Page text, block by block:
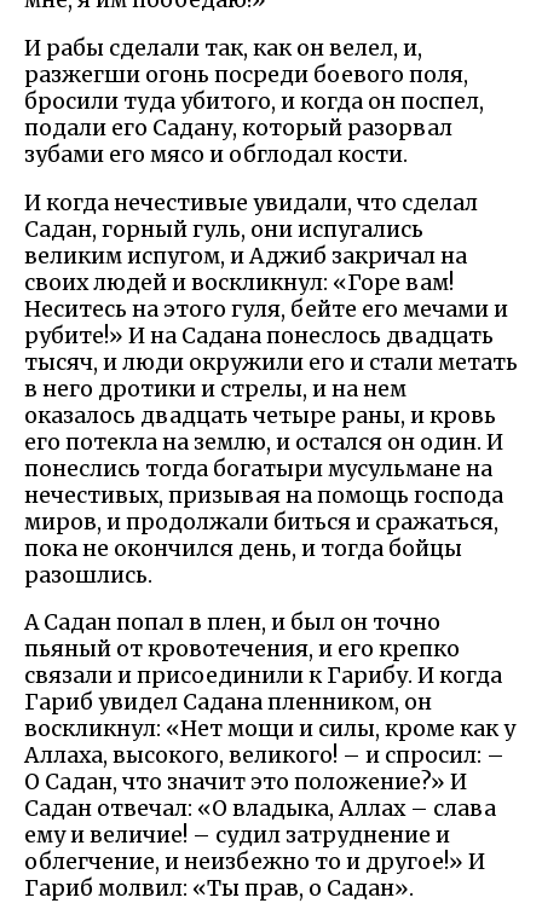
И рабы сделали так, как он велел, и,
разжегши огонь посреди боевого поля,
бросили туда убитого, и когда он поспел,
подали его Садану, который разорвал
зубами его мясо и обглодал кости.
И когда нечестивые увидали, что сделал
Садан, горный гуль, они испугались
великим испугом, и Аджиб закричал на
своих людей и воскликнул: «Горе вам!
Неситесь на этого гуля, бейте его мечами и
рубите!» И на Садана понеслось двадцать
тысяч, и люди окружили его и стали метать
в него дротики и стрелы, и на нем
оказалось двадцать четыре раны, и кровь
его потекла на землю, и остался он один. И
понеслись тогда богатыри мусульмане на
нечестивых, призывая на помощь господа
миров, и продолжали биться и сражаться,
пока не окончился день, и тогда бойцы
разошлись.
А Садан попал в плен, и был он точно
пьяный от кровотечения, и его крепко
связали и присоединили к Гарибу. И когда
Гариб увидел Садана пленником, он
воскликнул: «Нет мощи и силы, кроме как у
Аллаха, высокого, великого! – и спросил: –
О Садан, что значит это положение?» И
Садан отвечал: «О владыка, Аллах – слава
ему и величие! – судил затруднение и
облегчение, и неизбежно то и другое!» И
Гариб молвил: «Ты прав, о Садан».